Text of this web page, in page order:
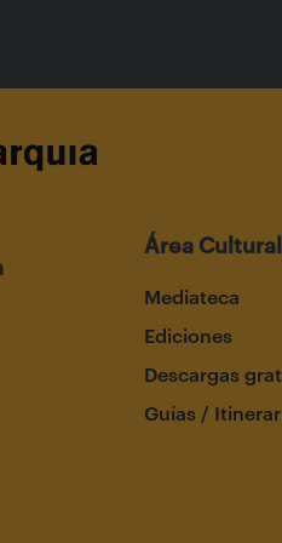
Área Cultural
Mediateca
Ediciones
Descargas
Guías /